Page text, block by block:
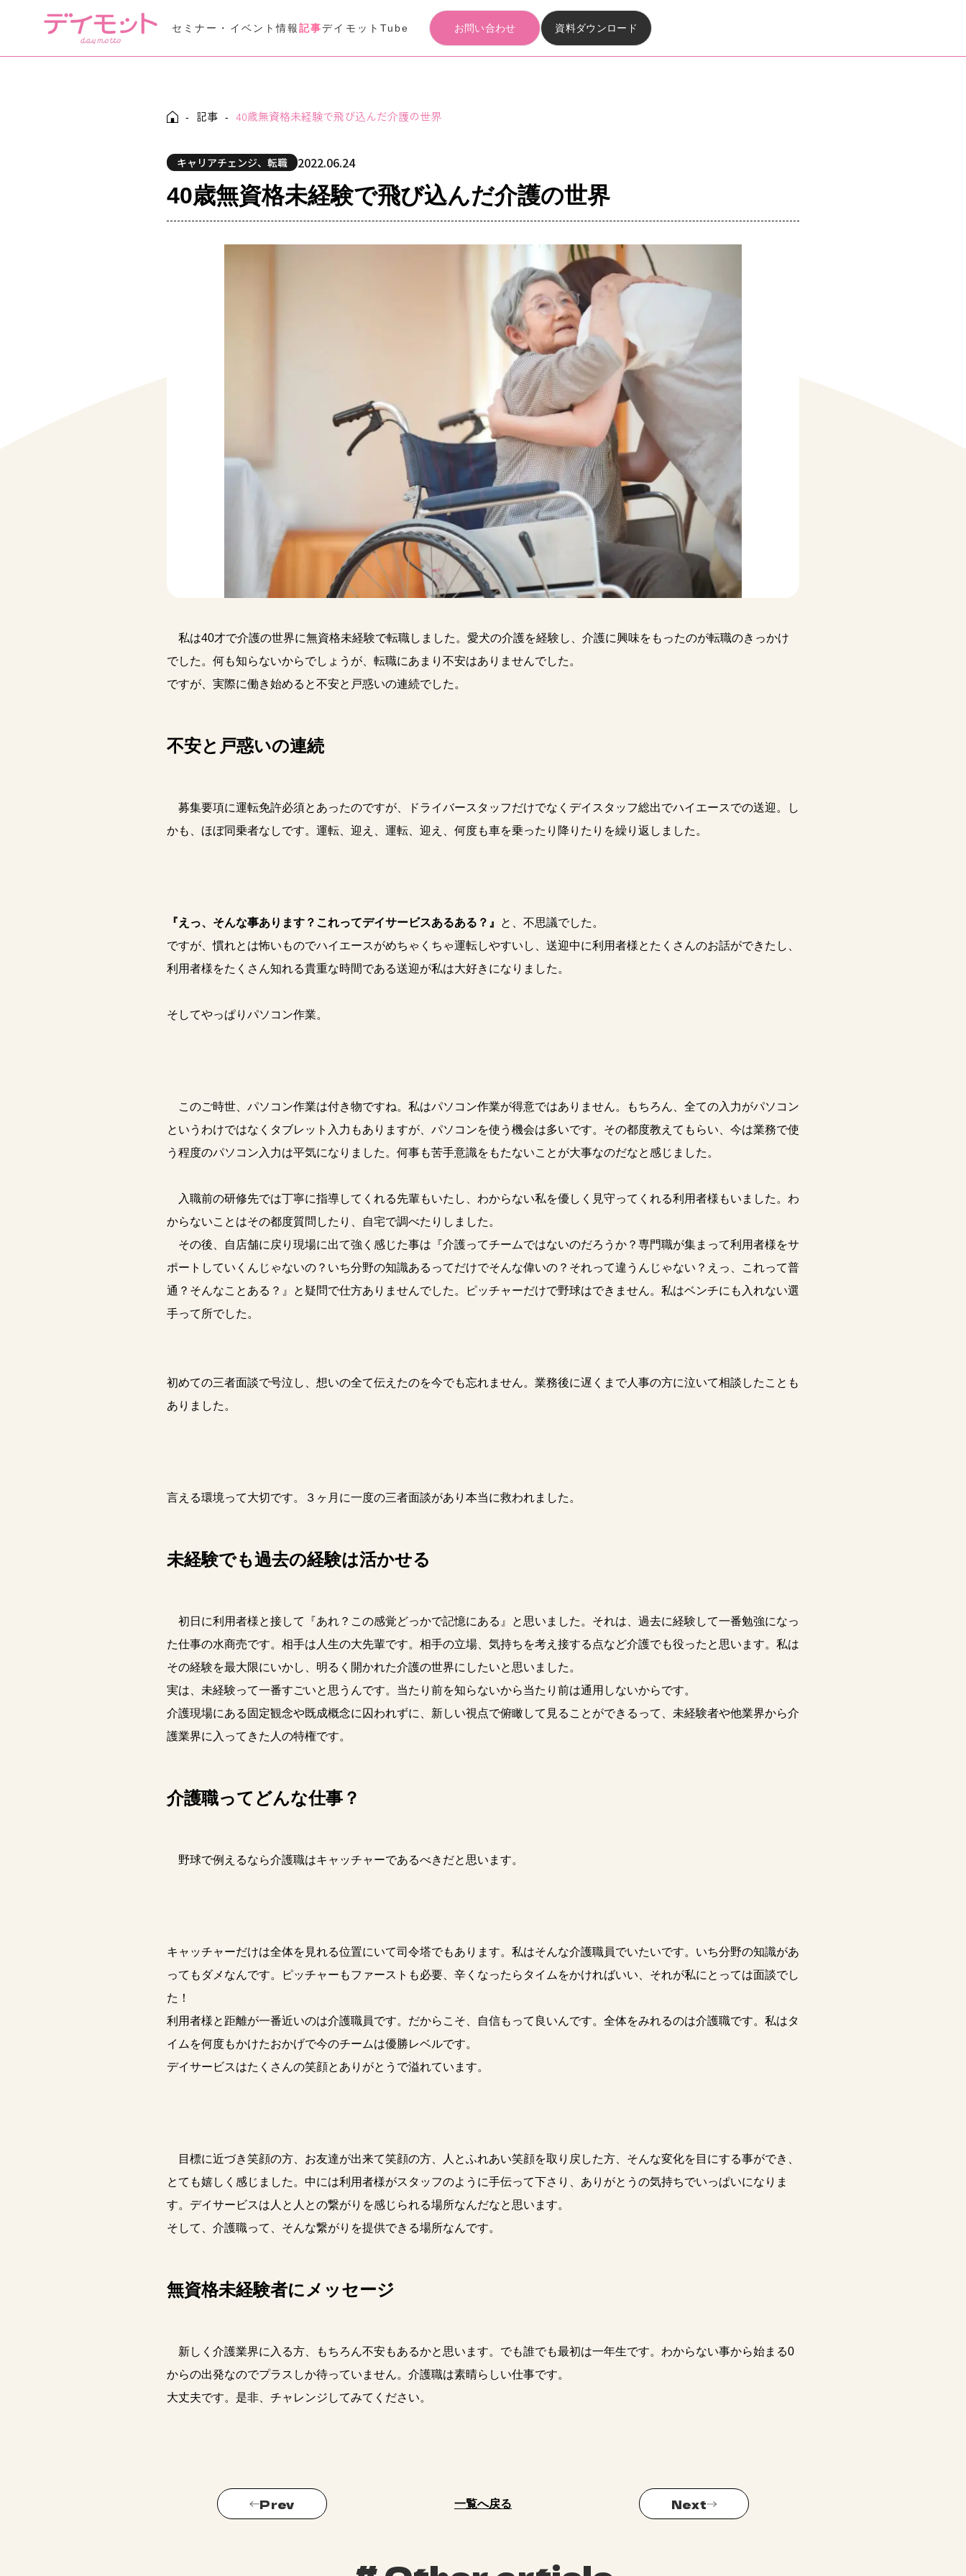
セミナー・イベント情報記事デイモットTube お問い合わせ 資料ダウンロード
- 記事 - 40歳無資格未経験で飛び込んだ介護の世界
キャリアチェンジ、転職 2022.06.24
40歳無資格未経験で飛び込んだ介護の世界
私は40才で介護の世界に無資格未経験で転職しました。愛犬の介護を経験し、介護に興味をもったのが転職のきっかけ
でした。何も知らないからでしょうが、転職にあまり不安はありませんでした。
ですが、実際に働き始めると不安と戸惑いの連続でした。
不安と戸惑いの連続
募集要項に運転免許必須とあったのですが、ドライバースタッフだけでなくデイスタッフ総出でハイエースでの送迎。し
かも、ほぼ同乗者なしです。運転、迎え、運転、迎え、何度も車を乗ったり降りたりを繰り返しました。
『えっ、そんな事あります？これってデイサービスあるある？』
と、不思議でした。
ですが、慣れとは怖いものでハイエースがめちゃくちゃ運転しやすいし、送迎中に利用者様とたくさんのお話ができたし、
利用者様をたくさん知れる貴重な時間である送迎が私は大好きになりました。
そしてやっぱりパソコン作業。
このご時世、パソコン作業は付き物ですね。私はパソコン作業が得意ではありません。もちろん、全ての入力がパソコン
というわけではなくタブレット入力もありますが、パソコンを使う機会は多いです。その都度教えてもらい、今は業務で使
う程度のパソコン入力は平気になりました。何事も苦手意識をもたないことが大事なのだなと感じました。
入職前の研修先では丁寧に指導してくれる先輩もいたし、わからない私を優しく見守ってくれる利用者様もいました。わ
からないことはその都度質問したり、自宅で調べたりしました。
その後、自店舗に戻り現場に出て強く感じた事は『介護ってチームではないのだろうか？専門職が集まって利用者様をサ
ポートしていくんじゃないの？いち分野の知識あるってだけでそんな偉いの？それって違うんじゃない？えっ、これって普
通？そんなことある？』と疑問で仕方ありませんでした。ピッチャーだけで野球はできません。私はベンチにも入れない選
手って所でした。
初めての三者面談で号泣し、想いの全て伝えたのを今でも忘れません。業務後に遅くまで人事の方に泣いて相談したことも
ありました。
言える環境って大切です。３ヶ月に一度の三者面談があり本当に救われました。
未経験でも過去の経験は活かせる
初日に利用者様と接して『あれ？この感覚どっかで記憶にある』と思いました。それは、過去に経験して一番勉強になっ
た仕事の水商売です。相手は人生の大先輩です。相手の立場、気持ちを考え接する点など介護でも役ったと思います。私は
その経験を最大限にいかし、明るく開かれた介護の世界にしたいと思いました。
実は、未経験って一番すごいと思うんです。当たり前を知らないから当たり前は通用しないからです。
介護現場にある固定観念や既成概念に囚われずに、新しい視点で俯瞰して見ることができるって、未経験者や他業界から介
護業界に入ってきた人の特権です。
介護職ってどんな仕事？
野球で例えるなら介護職はキャッチャーであるべきだと思います。
キャッチャーだけは全体を見れる位置にいて司令塔でもあります。私はそんな介護職員でいたいです。いち分野の知識があ
ってもダメなんです。ピッチャーもファーストも必要、辛くなったらタイムをかければいい、それが私にとっては面談でし
た！
利用者様と距離が一番近いのは介護職員です。だからこそ、自信もって良いんです。全体をみれるのは介護職です。私はタ
イムを何度もかけたおかげで今のチームは優勝レベルです。
デイサービスはたくさんの笑顔とありがとうで溢れています。
目標に近づき笑顔の方、お友達が出来て笑顔の方、人とふれあい笑顔を取り戻した方、そんな変化を目にする事ができ、
とても嬉しく感じました。中には利用者様がスタッフのように手伝って下さり、ありがとうの気持ちでいっぱいになりま
す。デイサービスは人と人との繋がりを感じられる場所なんだなと思います。
そして、介護職って、そんな繋がりを提供できる場所なんです。
無資格未経験者にメッセージ
新しく介護業界に入る方、もちろん不安もあるかと思います。でも誰でも最初は一年生です。わからない事から始まる0
からの出発なのでプラスしか待っていません。介護職は素晴らしい仕事です。
大丈夫です。是非、チャレンジしてみてください。
一覧へ戻る